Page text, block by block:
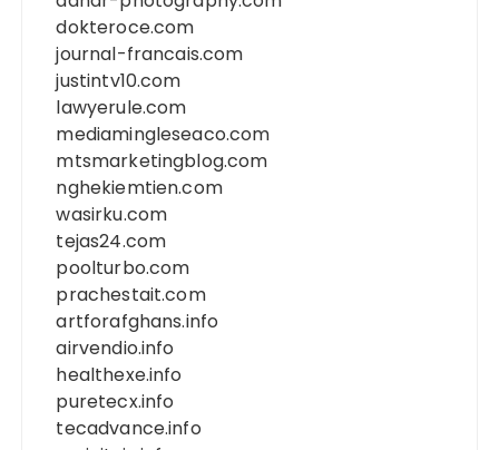
dokteroce.com
journal-francais.com
justintv10.com
lawyerule.com
mediamingleseaco.com
mtsmarketingblog.com
nghekiemtien.com
wasirku.com
tejas24.com
poolturbo.com
prachestait.com
artforafghans.info
airvendio.info
healthexe.info
puretecx.info
tecadvance.info